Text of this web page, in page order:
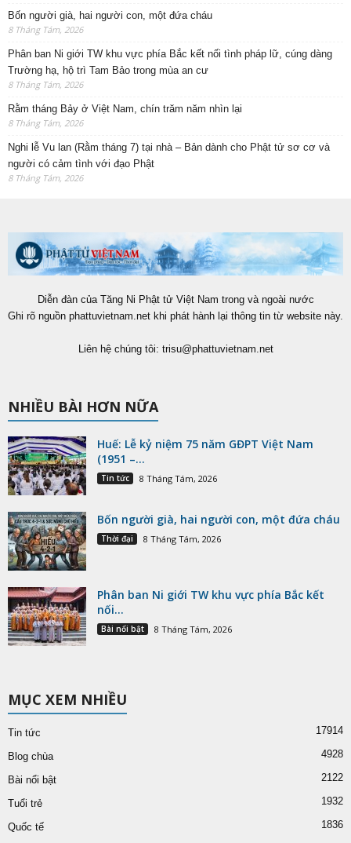
Bốn người già, hai người con, một đứa cháu
8 Tháng Tám, 2026
Phân ban Ni giới TW khu vực phía Bắc kết nối tình pháp lữ, cúng dàng
Trường hạ, hộ trì Tam Bảo trong mùa an cư
8 Tháng Tám, 2026
Rằm tháng Bảy ở Việt Nam, chín trăm năm nhìn lại
8 Tháng Tám, 2026
Nghi lễ Vu lan (Rằm tháng 7) tại nhà – Bản dành cho Phật tử sơ cơ và
người có cảm tình với đạo Phật
8 Tháng Tám, 2026
Diễn đàn của Tăng Ni Phật tử Việt Nam trong và ngoài nước
Ghi rõ nguồn phattuvietnam.net khi phát hành lại thông tin từ website này.
Liên hệ chúng tôi: trisu@phattuvietnam.net
NHIỀU BÀI HƠN NỮA
Huế: Lễ kỷ niệm 75 năm GĐPT Việt Nam
(1951 –...
Tin tức 8 Tháng Tám, 2026
Bốn người già, hai người con, một đứa cháu
Thời đại 8 Tháng Tám, 2026
Phân ban Ni giới TW khu vực phía Bắc kết
nối...
Bài nổi bật 8 Tháng Tám, 2026
MỤC XEM NHIỀU
Tin tức 17914
Blog chùa 4928
Bài nổi bật 2122
Tuổi trẻ 1932
Quốc tế
1836